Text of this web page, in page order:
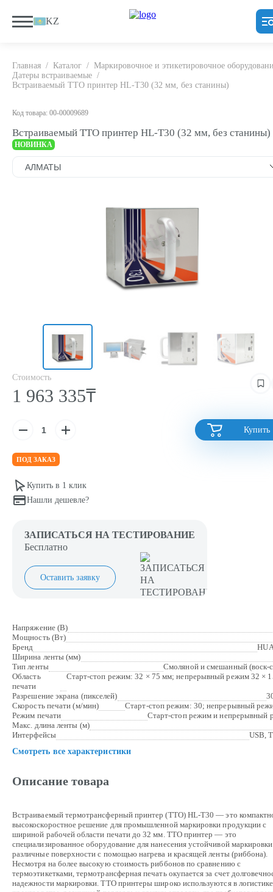
KZ
Главная / Каталог / Маркировочное и этикетировочное
Датеры встраиваемые /
Встраиваемый ТТО принтер HL-T30 (32 мм, без станины)
Код товара: 00-00009689
Встраиваемый ТТО принтер HL-T30 (32 мм, без станины)
НОВИНКА
Стоимость
1 963 335₸
Купить
ПОД ЗАКАЗ
Купить в 1 клик
Нашли дешевле?
ЗАПИСАТЬСЯ НА ТЕСТИРОВАНИЕ
Бесплатно
Оставить заявку
Напряжение (В)
Мощность (Вт)
Бренд
Ширина ленты (мм)
Тип ленты
Смоляной и смешанный (воск-
Область
печати
Старт-стоп режим: 32 × 75 мм; непрерывный режим 32 ×
Разрешение экрана (пикселей)
Скорость печати (м/мин)
Старт-стоп режим: 30; непрерывный
Режим печати
Старт-стоп режим и непрерывный
Макс. длина ленты (м)
Интерфейсы
USB,
Смотреть все характеристики
Описание товара
Встраиваемый термотрансферный принтер (ТТО) HL-T30 — это
высокоскоростное решение для промышленной маркировки продукции с
шириной рабочей области печати до 32 мм. ТТО принтер — это
специализированное оборудование для нанесения устойчивой
различные поверхности с помощью нагрева и красящей ленты (риббона).
Несмотря на более высокую стоимость риббонов по сравнению с
термоэтикетками, термотрансферная печать окупается за счет
надежности маркировки. ТТО принтеры широко используются в